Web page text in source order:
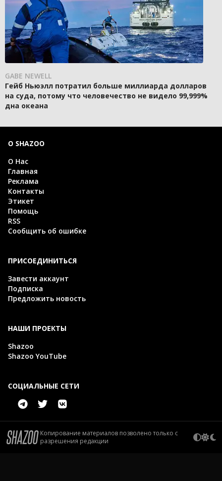
GABE NEWELL
Гейб Ньюэлл потратил больше миллиарда долларов
на суда, потому что человечество не видело 99,999%
дна океана
О SHAZOO
О Нас
Главная
Реклама
Контакты
Этикет
Помощь
RSS
Сообщить об ошибке
ПРИСОЕДИНИТЬСЯ
Завести аккаунт
Подписка
Предложить новость
НАШИ ПРОЕКТЫ
Shazoo
Shazoo YouTube
СОЦИАЛЬНЫЕ СЕТИ
Копирование материалов позволено только с
разрешения редакции